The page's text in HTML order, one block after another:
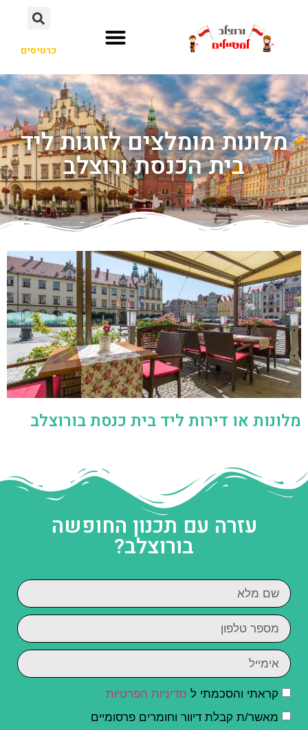
כרטיסים
מלונות מומלצים לזוגות ליד
בית הכנסת ורוצלב
מלונות או דירות ליד בית כנסת בורוצלב
עזרה עם תכנון החופשה
בורוצלב?
קראתי והסכמתי ל מדיניות הפרטיות
מאשר/ת קבלת דיוור וחומרים פרסומיים